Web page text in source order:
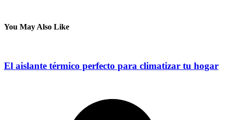
You May Also Like
El aislante térmico perfecto para climatizar tu hogar